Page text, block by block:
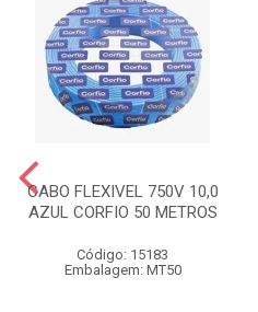
CABO FLEXIVEL 750V 10,0
AZUL CORFIO 50 METROS
Código: 15183
Embalagem: MT50